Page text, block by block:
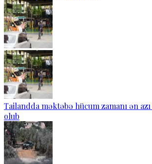
Tailandda məktəbə hücum zamanı ən
olub